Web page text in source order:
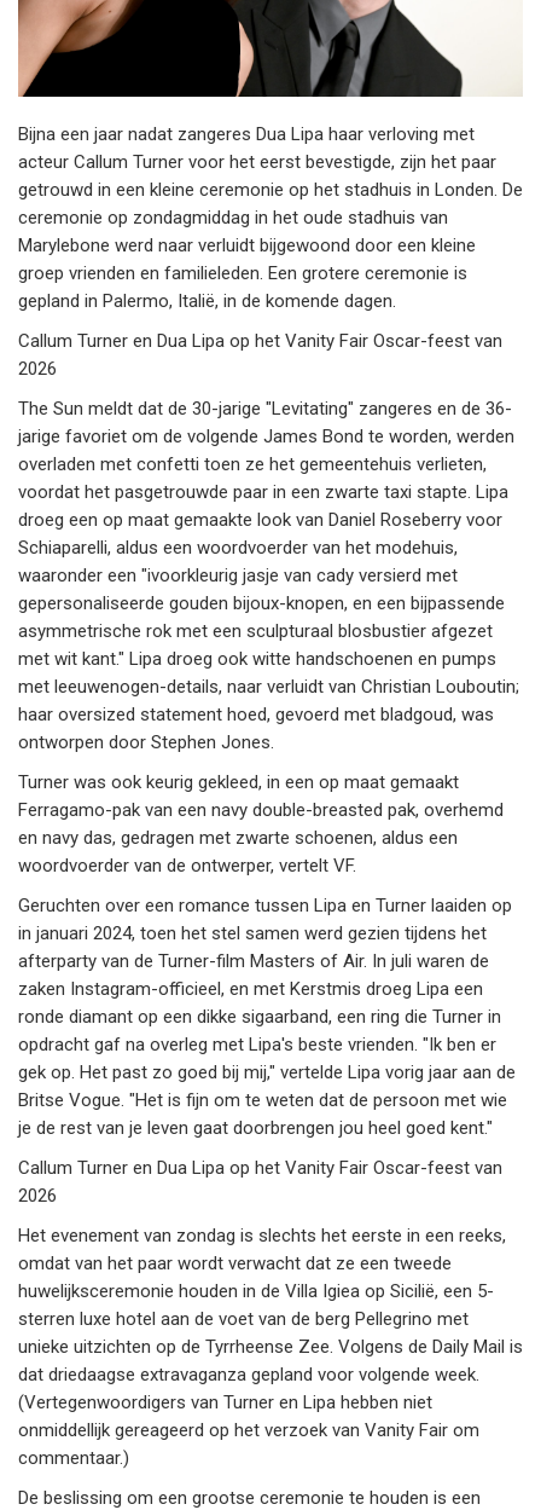
Bijna een jaar nadat zangeres Dua Lipa haar verloving met
acteur Callum Turner voor het eerst bevestigde, zijn het paar
getrouwd in een kleine ceremonie op het stadhuis in Londen. De
ceremonie op zondagmiddag in het oude stadhuis van
Marylebone werd naar verluidt bijgewoond door een kleine
groep vrienden en familieleden. Een grotere ceremonie is
gepland in Palermo, Italië, in de komende dagen.
Callum Turner en Dua Lipa op het Vanity Fair Oscar-feest van
2026
The Sun meldt dat de 30-jarige "Levitating" zangeres en de 36-
jarige favoriet om de volgende James Bond te worden, werden
overladen met confetti toen ze het gemeentehuis verlieten,
voordat het pasgetrouwde paar in een zwarte taxi stapte. Lipa
droeg een op maat gemaakte look van Daniel Roseberry voor
Schiaparelli, aldus een woordvoerder van het modehuis,
waaronder een "ivoorkleurig jasje van cady versierd met
gepersonaliseerde gouden bijoux-knopen, en een bijpassende
asymmetrische rok met een sculpturaal blosbustier afgezet
met wit kant." Lipa droeg ook witte handschoenen en pumps
met leeuwenogen-details, naar verluidt van Christian Louboutin;
haar oversized statement hoed, gevoerd met bladgoud, was
ontworpen door Stephen Jones.
Turner was ook keurig gekleed, in een op maat gemaakt
Ferragamo-pak van een navy double-breasted pak, overhemd
en navy das, gedragen met zwarte schoenen, aldus een
woordvoerder van de ontwerper, vertelt VF.
Geruchten over een romance tussen Lipa en Turner laaiden op
in januari 2024, toen het stel samen werd gezien tijdens het
afterparty van de Turner-film Masters of Air. In juli waren de
zaken Instagram-officieel, en met Kerstmis droeg Lipa een
ronde diamant op een dikke sigaarband, een ring die Turner in
opdracht gaf na overleg met Lipa's beste vrienden. "Ik ben er
gek op. Het past zo goed bij mij," vertelde Lipa vorig jaar aan de
Britse Vogue. "Het is fijn om te weten dat de persoon met wie
je de rest van je leven gaat doorbrengen jou heel goed kent."
Callum Turner en Dua Lipa op het Vanity Fair Oscar-feest van
2026
Het evenement van zondag is slechts het eerste in een reeks,
omdat van het paar wordt verwacht dat ze een tweede
huwelijksceremonie houden in de Villa Igiea op Sicilië, een 5-
sterren luxe hotel aan de voet van de berg Pellegrino met
unieke uitzichten op de Tyrrheense Zee. Volgens de Daily Mail is
dat driedaagse extravaganza gepland voor volgende week.
(Vertegenwoordigers van Turner en Lipa hebben niet
onmiddellijk gereageerd op het verzoek van Vanity Fair om
commentaar.)
De beslissing om een grootse ceremonie te houden is een